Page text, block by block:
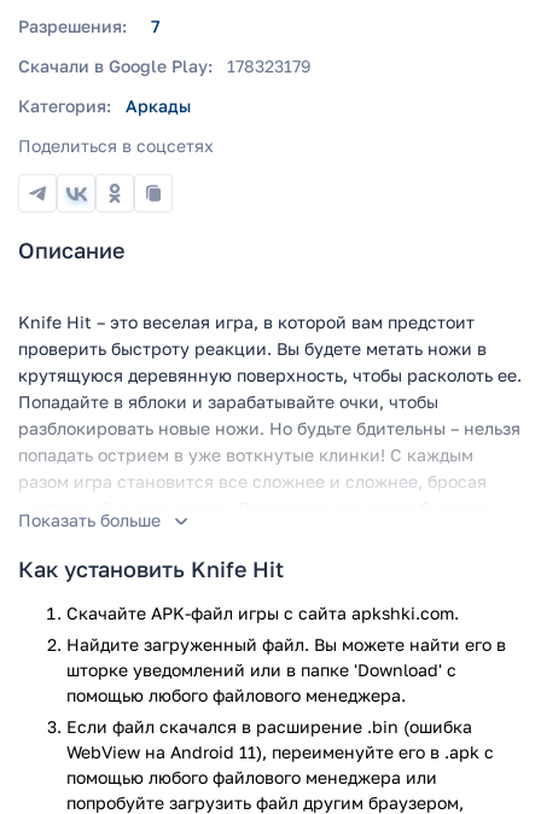
Разрешения:
7
Скачали в Google Play:
178323179
Категория:
Аркады
Поделиться в соцсетях
Описание
Knife Hit – это веселая игра, в которой вам предстоит
проверить быстроту реакции. Вы будете метать ножи в
крутящуюся деревянную поверхность, чтобы расколоть ее.
Попадайте в яблоки и зарабатывайте очки, чтобы
разблокировать новые ножи. Но будьте бдительны – нельзя
попадать острием в уже воткнутые клинки! С каждым
разом игра становится все сложнее и сложнее, бросая
миллиметр свободного пространства.
При прохождении вам будут встречаться новые
«боссом». За них вы будете получать бонусные очки,
которые можно будет потратить на новые крутые ножи.
Это интересная игра с простым и увлекательным
геймплеем, которая затянет вас на долгие часы. Приятная
стильная графика порадует глаз, а таблица лидеров
разбудит в вас соревновательный дух.
Показать больше
Как установить Knife Hit
Скачайте APK-файл игры с сайта apkshki.com.
Найдите загруженный файл. Вы можете найти его в
шторке уведомлений или в папке 'Download' с
помощью любого файлового менеджера.
Если файл скачался в расширение .bin (ошибка
WebView на Android 11), переименуйте его в .apk с
помощью любого файлового менеджера или
попробуйте загрузить файл другим браузером,